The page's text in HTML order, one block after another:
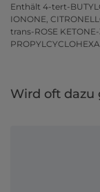
Enthält 4-tert-
IONONE,
trans-ROSE
Wird oft dazu